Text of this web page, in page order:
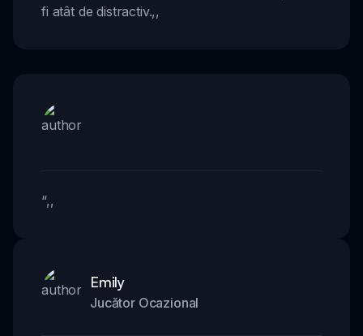
fi atât de distractiv.,,
“,,
Emily
Jucător Ocazional